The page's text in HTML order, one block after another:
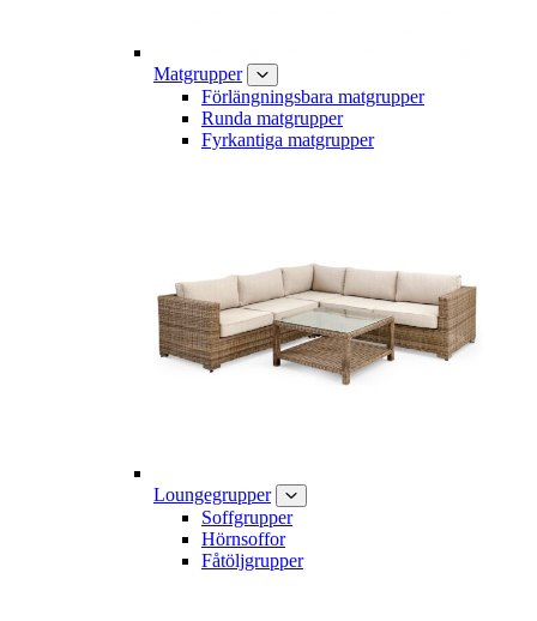
Matgrupper
Förlängningsbara matgrupper
Runda matgrupper
Fyrkantiga matgrupper
Loungegrupper
Soffgrupper
Hörnsoffor
Fåtöljgrupper